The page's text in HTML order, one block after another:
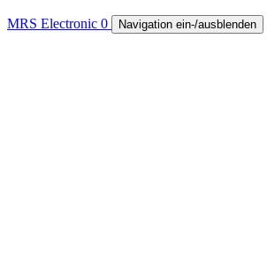
MRS Electronic 0 Navigation ein-/ausblenden